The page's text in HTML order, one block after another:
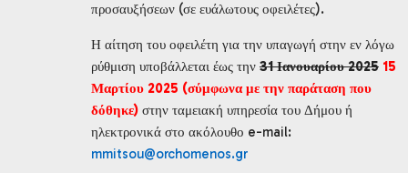
προσαυξήσεων (σε ευάλωτους οφειλέτες).
Η αίτηση του οφειλέτη για την υπαγωγή στην εν λόγω
ρύθμιση υποβάλλεται έως την 31 Ιανουαρίου 2025 15
Μαρτίου 2025 (σύμφωνα με την παράταση που
δόθηκε) στην ταμειακή υπηρεσία του Δήμου ή
ηλεκτρονικά στο ακόλουθο e-mail:
mmitsou@orchomenos.gr